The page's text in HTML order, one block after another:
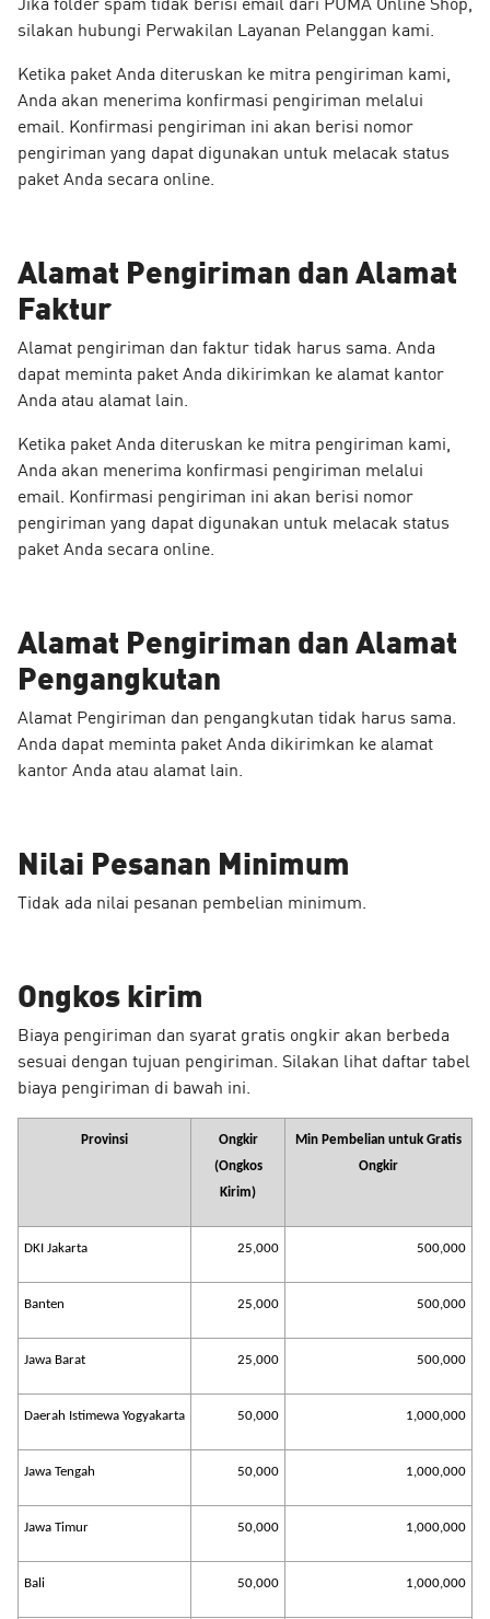
silakan hubungi Perwakilan Layanan Pelanggan kami.
Ketika paket Anda diteruskan ke mitra pengiriman kami,
Anda akan menerima konfirmasi pengiriman melalui
email. Konfirmasi pengiriman ini akan berisi nomor
pengiriman yang dapat digunakan untuk melacak status
paket Anda secara online.
Alamat Pengiriman dan Alamat
Faktur
Alamat pengiriman dan faktur tidak harus sama. Anda
dapat meminta paket Anda dikirimkan ke alamat kantor
Anda atau alamat lain.
Ketika paket Anda diteruskan ke mitra pengiriman kami,
Anda akan menerima konfirmasi pengiriman melalui
email. Konfirmasi pengiriman ini akan berisi nomor
pengiriman yang dapat digunakan untuk melacak status
paket Anda secara online.
Alamat Pengiriman dan Alamat
Pengangkutan
Alamat Pengiriman dan pengangkutan tidak harus sama.
Anda dapat meminta paket Anda dikirimkan ke alamat
kantor Anda atau alamat lain.
Nilai Pesanan Minimum
Tidak ada nilai pesanan pembelian minimum.
Ongkos kirim
Biaya pengiriman dan syarat gratis ongkir akan berbeda
sesuai dengan tujuan pengiriman. Silakan lihat daftar tabel
biaya pengiriman di bawah ini.
Provinsi
Ongkir
(Ongkos
Kirim)
Min Pembelian untuk Gratis
Ongkir
DKI Jakarta 25,000 500,000
Banten 25,000 500,000
Jawa Barat 25,000 500,000
Daerah Istimewa Yogyakarta 50,000 1,000,000
Jawa Tengah 50,000 1,000,000
Jawa Timur 50,000 1,000,000
Bali 50,000 1,000,000